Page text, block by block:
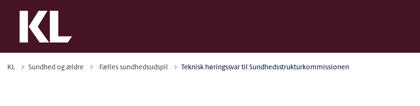
KL Sundhed og ældre Tilbage til
Fælles sundhedsudspil Teknisk høringssvar til Sundhedsstrukturkommissionen